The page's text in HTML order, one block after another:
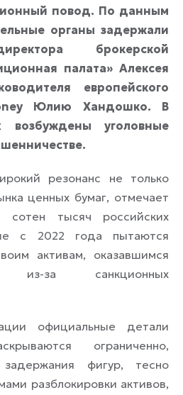
повод. По данным
органы задержали
брокерской
палата» Алексея
европейского
Юлию Хандошко. В
возбуждены уголовные
резонанс не только
ценных бумаг, отмечает
тысяч российских
с 2022 года пытаются
активам, оказавшимся
из-за санкционных
официальные детали
ограниченно,
фигур, тесно
разблокировки активов,